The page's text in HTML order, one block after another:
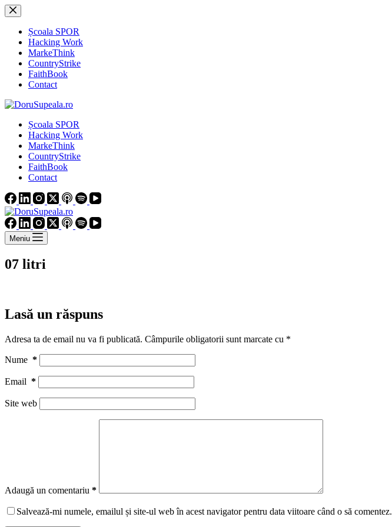
Sari
la
conținutȘcoala SPOR
Hacking Work
MarkeThink
CountryStrike
FaithBook
Contact
Școala SPOR
Hacking Work
MarkeThink
CountryStrike
FaithBook
Contact
Meniu
07 litri
Lasă un răspuns
Adresa ta de email nu va fi publicată. Câmpurile obligatorii sunt marcate cu *
Nume *
Email *
Site web
Adaugă un comentariu *
Salvează-mi numele, emailul și site-ul web în acest navigator pentru data viitoare când o să comentez.